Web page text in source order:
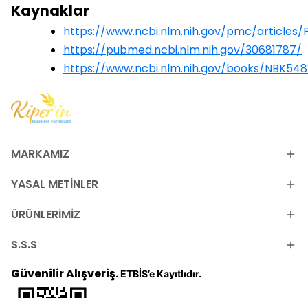
Kaynaklar
https://www.ncbi.nlm.nih.gov/pmc/articles/
https://pubmed.ncbi.nlm.nih.gov/30681787/
https://www.ncbi.nlm.nih.gov/books/
MARKAMIZ
YASAL METİNLER
ÜRÜNLERİMİZ
S.S.S
Güvenilir Alışveriş.ETBİS’e Kayıtlıdır.